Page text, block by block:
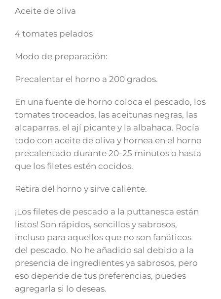
Aceite de oliva
4 tomates pelados
Modo de preparación:
Precalentar el horno a 200 grados.
En una fuente de horno coloca el pescado, los
tomates troceados, las aceitunas negras, las
alcaparras, el ají picante y la albahaca. Rocía
todo con aceite de oliva y hornea en el horno
precalentado durante 20-25 minutos o hasta
que los filetes estén cocidos.
Retira del horno y sirve caliente.
¡Los filetes de pescado a la puttanesca están
listos! Son rápidos, sencillos y sabrosos,
incluso para aquellos que no son fanáticos
del pescado. No he añadido sal debido a la
presencia de ingredientes ya sabrosos, pero
eso depende de tus preferencias, puedes
agregarla si lo deseas.